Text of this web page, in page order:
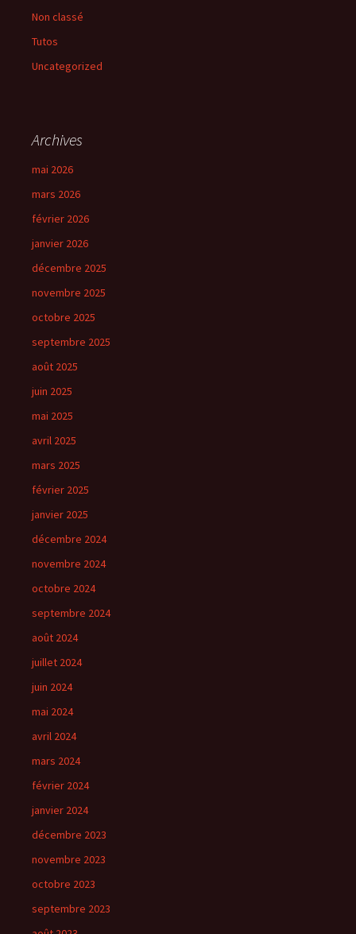
Non classé
Tutos
Uncategorized
Archives
mai 2026
mars 2026
février 2026
janvier 2026
décembre 2025
novembre 2025
octobre 2025
septembre 2025
août 2025
juin 2025
mai 2025
avril 2025
mars 2025
février 2025
janvier 2025
décembre 2024
novembre 2024
octobre 2024
septembre 2024
août 2024
juillet 2024
juin 2024
mai 2024
avril 2024
mars 2024
février 2024
janvier 2024
décembre 2023
novembre 2023
octobre 2023
septembre 2023